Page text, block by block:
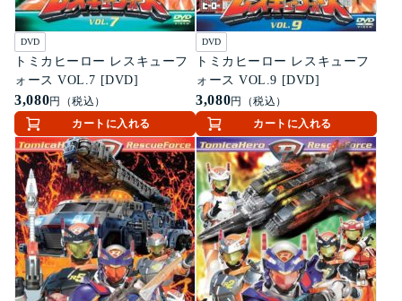
DVD
トミカヒーロー レスキューフ
ォース VOL.7 [DVD]
3,080円（税込）
カートに入れる
DVD
トミカヒーロー レスキューフ
ォース VOL.9 [DVD]
3,080円（税込）
カートに入れる